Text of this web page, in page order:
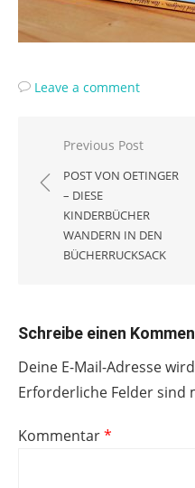
Leave a comment
Previous Post
POST VON OETINGER
– DIESE
KINDERBÜCHER
WANDERN IN DEN
BÜCHERRUCKSACK
Schreibe einen
Deine E-Mail-Adresse
Erforderliche Felder sind
Kommentar*